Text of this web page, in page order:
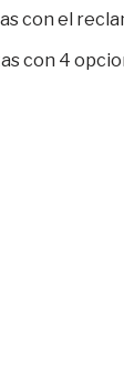
con el
con 4